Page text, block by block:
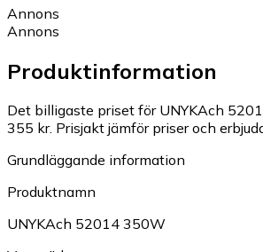
Annons
Annons
Produktinformation
Det billigaste priset för UNYKAch
355 kr. Prisjakt jämför priser och
Grundläggande information
Produktnamn
UNYKAch 52014 350W